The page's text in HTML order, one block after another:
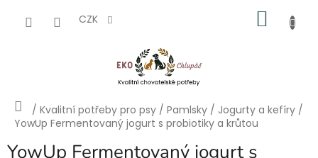
CZK
Domů
/ Kvalitní potřeby pro psy / Pamlsky / Jogurty a kefíry /
YowUp Fermentovaný jogurt s probiotiky a krůtou
YowUp Fermentovaný jogurt s